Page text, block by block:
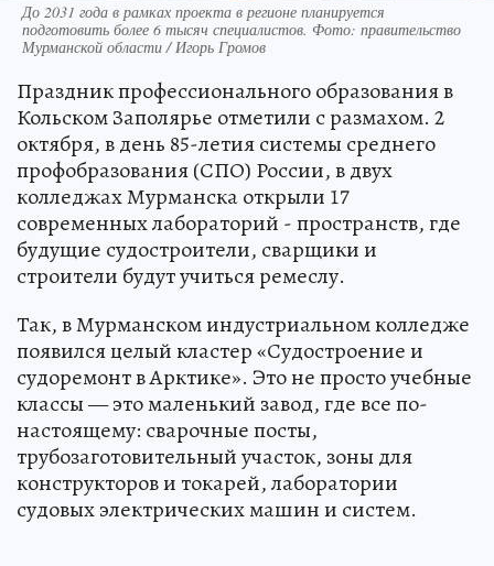
До 2031 года в рамках проекта в регионе планируется
подготовить более 6 тысяч специалистов. Фото: правительство
Мурманской области / Игорь Громов
Праздник профессионального образования в
Кольском Заполярье отметили с размахом. 2
октября, в день 85-летия системы среднего
профобразования (СПО) России, в двух
колледжах Мурманска открыли 17
современных лабораторий - пространств, где
будущие судостроители, сварщики и
строители будут учиться ремеслу.
Так, в Мурманском индустриальном колледже
появился целый кластер «Судостроение и
судоремонт в Арктике». Это не просто учебные
классы — это маленький завод, где все по-
настоящему: сварочные посты,
трубозаготовительный участок, зоны для
конструкторов и токарей, лаборатории
судовых электрических машин и систем.